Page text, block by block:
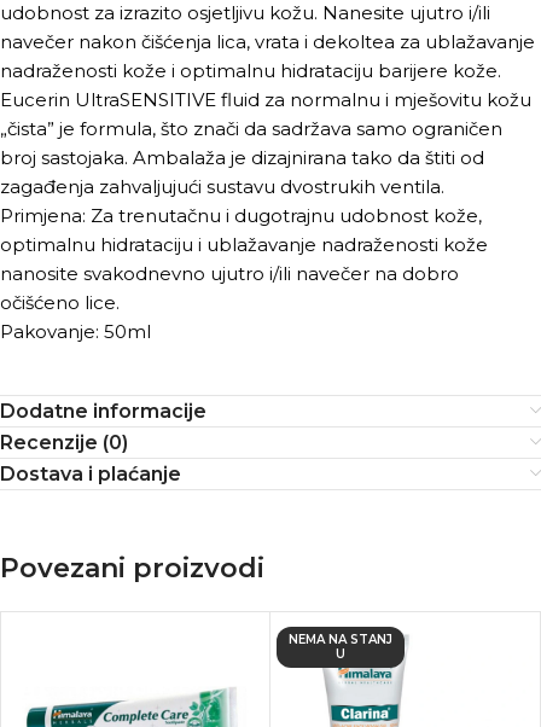
udobnost za izrazito osjetljivu kožu. Nanesite ujutro i/ili
navečer nakon čišćenja lica, vrata i dekoltea za ublažavanje
nadraženosti kože i optimalnu hidrataciju barijere kože.
Eucerin UltraSENSITIVE fluid za normalnu i mješovitu kožu
„čista” je formula, što znači da sadržava samo ograničen
broj sastojaka. Ambalaža je dizajnirana tako da štiti od
zagađenja zahvaljujući sustavu dvostrukih ventila.
Primjena: Za trenutačnu i dugotrajnu udobnost kože,
optimalnu hidrataciju i ublažavanje nadraženosti kože
nanosite svakodnevno ujutro i/ili navečer na dobro
očišćeno lice.
Pakovanje: 50ml
Dodatne informacije
Recenzije (0)
Dostava i plaćanje
Povezani proizvodi
NEMA NA STANJ
U